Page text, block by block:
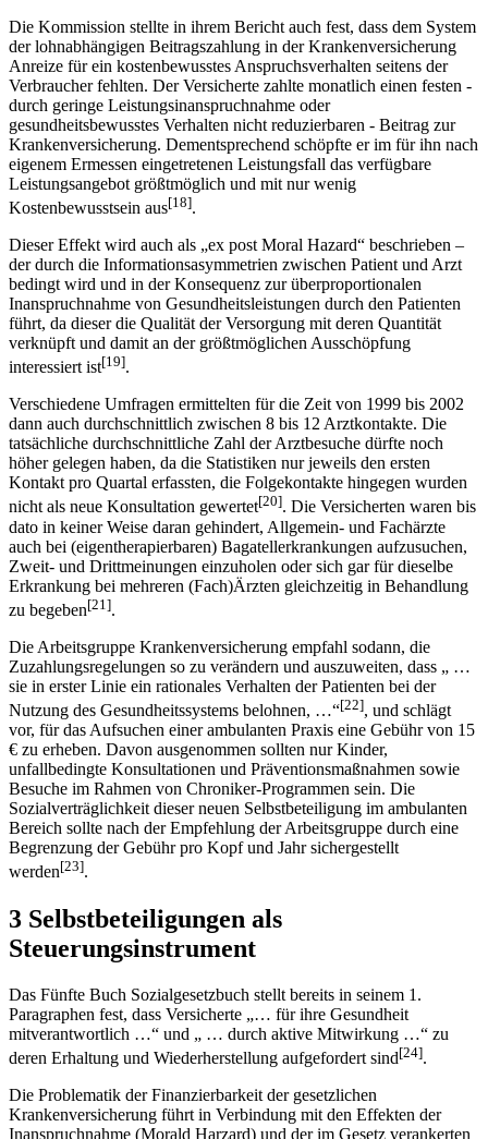
Die Kommission stellte in ihrem Bericht auch fest, dass dem System
der lohnabhängigen Beitragszahlung in der Krankenversicherung
Anreize für ein kostenbewusstes Anspruchsverhalten seitens der
Verbraucher fehlten. Der Versicherte zahlte monatlich einen festen -
durch geringe Leistungsinanspruchnahme oder
gesundheitsbewusstes Verhalten nicht reduzierbaren - Beitrag zur
Krankenversicherung. Dementsprechend schöpfte er im für ihn nach
eigenem Ermessen eingetretenen Leistungsfall das verfügbare
Leistungsangebot größtmöglich und mit nur wenig
Kostenbewusstsein aus[18].
Dieser Effekt wird auch als „ex post Moral Hazard“ beschrieben –
der durch die Informationsasymmetrien zwischen Patient und Arzt
bedingt wird und in der Konsequenz zur überproportionalen
Inanspruchnahme von Gesundheitsleistungen durch den Patienten
führt, da dieser die Qualität der Versorgung mit deren Quantität
verknüpft und damit an der größtmöglichen Ausschöpfung
interessiert ist[19].
Verschiedene Umfragen ermittelten für die Zeit von 1999 bis 2002
dann auch durchschnittlich zwischen 8 bis 12 Arztkontakte. Die
tatsächliche durchschnittliche Zahl der Arztbesuche dürfte noch
höher gelegen haben, da die Statistiken nur jeweils den ersten
Kontakt pro Quartal erfassten, die Folgekontakte hingegen wurden
nicht als neue Konsultation gewertet[20]. Die Versicherten waren bis
dato in keiner Weise daran gehindert, Allgemein- und Fachärzte
auch bei (eigentherapierbaren) Bagatellerkrankungen aufzusuchen,
Zweit- und Drittmeinungen einzuholen oder sich gar für dieselbe
Erkrankung bei mehreren (Fach)Ärzten gleichzeitig in Behandlung
zu begeben[21].
Die Arbeitsgruppe Krankenversicherung empfahl sodann, die
Zuzahlungsregelungen so zu verändern und auszuweiten, dass „ …
sie in erster Linie ein rationales Verhalten der Patienten bei der
Nutzung des Gesundheitssystems belohnen, …“[22], und schlägt
vor, für das Aufsuchen einer ambulanten Praxis eine Gebühr von 15
€ zu erheben. Davon ausgenommen sollten nur Kinder,
unfallbedingte Konsultationen und Präventionsmaßnahmen sowie
Besuche im Rahmen von Chroniker-Programmen sein. Die
Sozialverträglichkeit dieser neuen Selbstbeteiligung im ambulanten
Bereich sollte nach der Empfehlung der Arbeitsgruppe durch eine
Begrenzung der Gebühr pro Kopf und Jahr sichergestellt
werden[23].
3 Selbstbeteiligungen als
Steuerungsinstrument
Das Fünfte Buch Sozialgesetzbuch stellt bereits in seinem 1.
Paragraphen fest, dass Versicherte „… für ihre Gesundheit
mitverantwortlich …“ und „ … durch aktive Mitwirkung …“ zu
deren Erhaltung und Wiederherstellung aufgefordert sind[24].
Die Problematik der Finanzierbarkeit der gesetzlichen
Krankenversicherung führt in Verbindung mit den Effekten der
Inanspruchnahme (Morald Harzard) und der im Gesetz verankerten